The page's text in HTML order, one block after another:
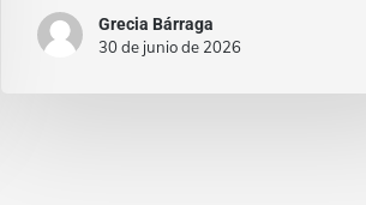
Grecia Bárraga
30 de junio de 2026